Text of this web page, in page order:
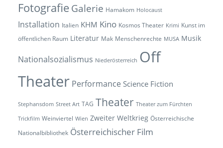
Fotografie Galerie Hamakom Holocaust
Installation Italien KHM Kino Kosmos Theater Krimi Kunst im
öffentlichen Raum Literatur Mak Menschenrechte MUSA Musik
Nationalsozialismus Niederösterreich Off
Theater Performance Science Fiction
Stephansdom Street Art TAG Theater Theater zum Fürchten
Trickfilm Weinviertel Wien Zweiter Weltkrieg Österreichische
Nationalbibliothek Österreichischer Film